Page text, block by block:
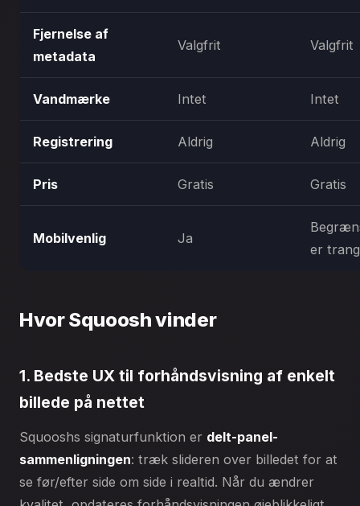
Fjernelse af
metadata
Valgfrit Valgfrit
Vandmærke Intet Intet
Registrering Aldrig Aldrig
Pris Gratis Gratis
Mobilvenlig Ja
er
Hvor Squoosh vinder
1. Bedste UX til forhåndsvisning af enkelt
billede på nettet
Squooshs signaturfunktion er delt-panel-
sammenligningen: træk slideren over billedet for at
se før/efter side om side i realtid. Når du ændrer